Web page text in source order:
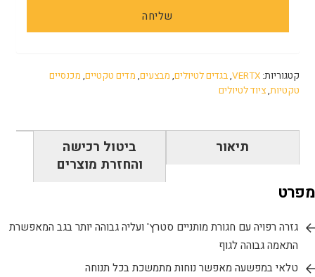
קטגוריות:VERTX
,בגדים לטיולים, מבצעים, מדים טקטיים, מכנסיים
טקטיות,ציוד לטיולים
תיאור
ביטול רכישה
והחזרת מוצרים
מפרט
גזרה רפויה עם חגורת מותניים סטרץ' ועליה גבוהה יותר בגב המאפשרת
התאמה גבוהה לגוף
טלאי במפשעה מאפשר נוחות מתמשכת בכל תנוחה